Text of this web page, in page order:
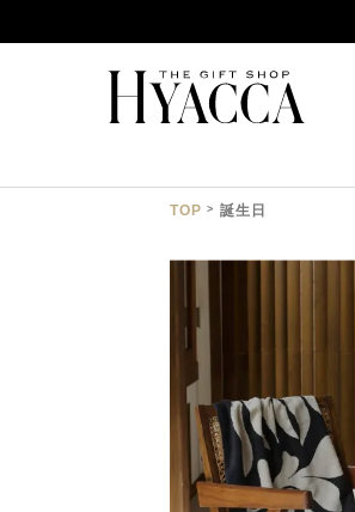
TOP 誕生日